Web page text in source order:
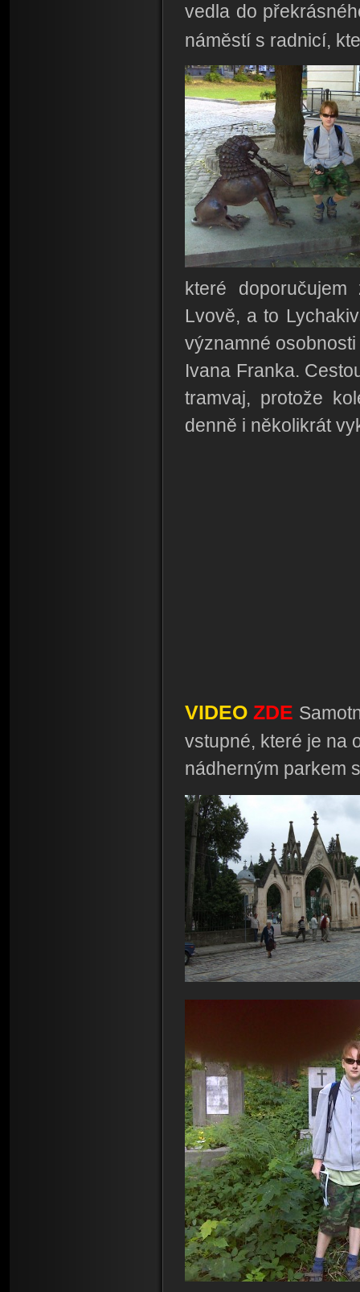
vedla do
náměstí s radnicí,
které
Lvově, a to
významné
Ivana Franka.
tramvaj, protože
denně i několikrát
VIDEO ZDE
vstupné, které je na
nádherným parkem